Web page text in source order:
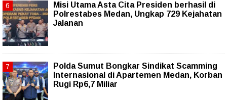
Misi Utama Asta Cita Presiden berhasil di
Polrestabes Medan, Ungkap 729 Kejahatan
Jalanan
Polda Sumut Bongkar Sindikat Scamming
Internasional di Apartemen Medan, Korban
Rugi Rp6,7 Miliar